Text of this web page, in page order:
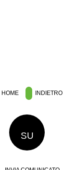
HOME INDIETRO
SU